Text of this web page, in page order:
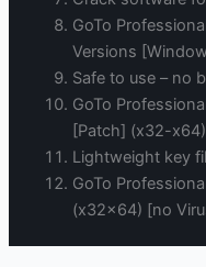
GoTo
Versions
Safe to use – no
GoTo
[Patch] (x32-
Lightweight key
GoTo
(x32x64) [no